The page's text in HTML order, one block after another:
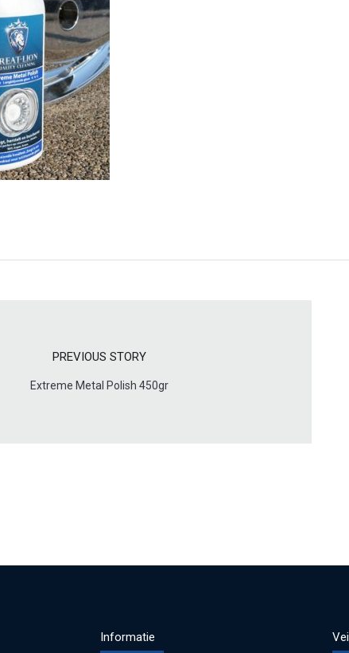
PREVIOUS STORY
Extreme Metal Polish 450gr
Informatie